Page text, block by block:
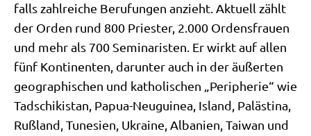
falls zahl­rei­che Beru­fun­gen anzieht. Aktu­ell zählt
der Orden rund 800 Prie­ster, 2.000 Ordens­frau­en
und mehr als 700 Semi­na­ri­sten. Er wirkt auf allen
fünf Kon­ti­nen­ten, dar­un­ter auch in der äußer­ten
geo­gra­phi­schen und katho­li­schen „Peri­phe­rie“ wie
Tadschi­ki­stan, Papua-Neu­gui­nea, Island, Palä­sti­na,
Ruß­land, Tune­si­en, Ukrai­ne, Alba­ni­en, Tai­wan und